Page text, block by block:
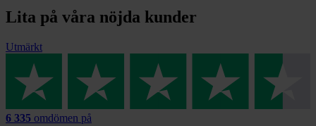
Lita på våra nöjda kunder
Utmärkt
6 335 omdömen på